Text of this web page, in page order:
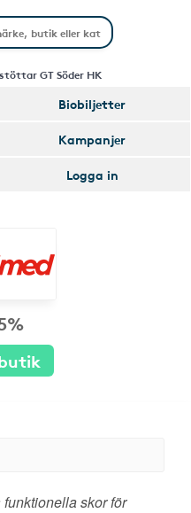
GT Söder HK
Biobiljetter
Kampanjer
Logga in
skor för